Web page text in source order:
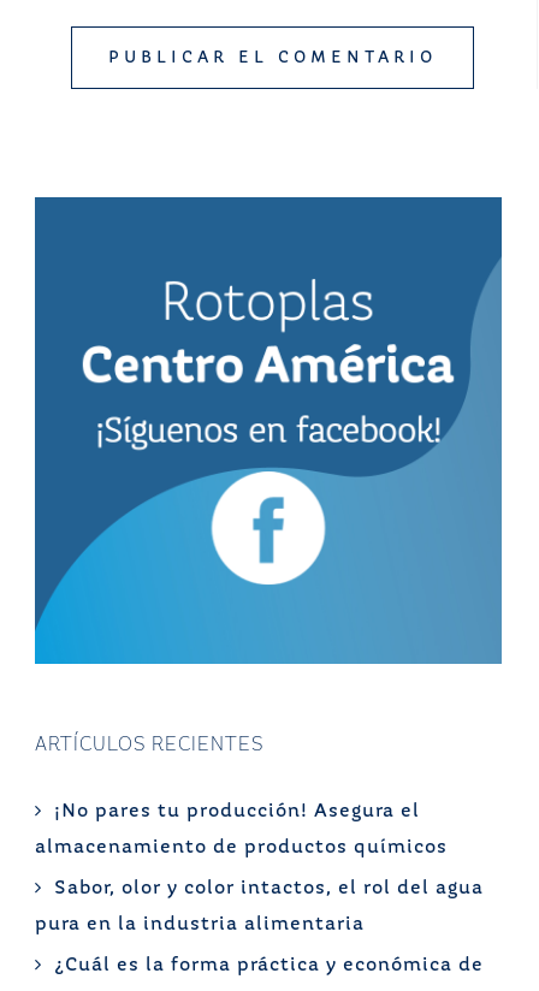
ARTÍCULOS RECIENTES
¡No pares tu producción! Asegura el
almacenamiento de productos químicos
Sabor, olor y color intactos, el rol del agua
pura en la industria alimentaria
¿Cuál es la forma práctica y económica de